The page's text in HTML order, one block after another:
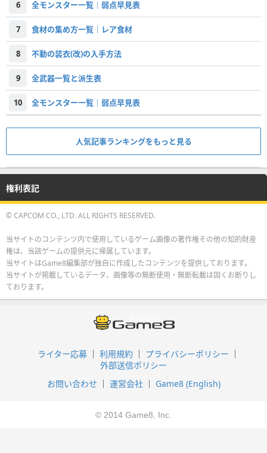
6 全モンスター一覧｜弱点早見表
7 食材の集め方一覧｜レア食材
8 不動の装衣(改)の入手方法
9 全武器一覧と派生表
10 全モンスター一覧｜弱点早見表
人気記事ランキングをもっと見る
権利表記
© CAPCOM CO., LTD. ALL RIGHTS RESERVED.
当サイトのコンテンツ内で使用しているゲーム画像の著作権その他の知的財産
権は、当該ゲームの提供元に帰属しています。
当サイトはGame8編集部が独自に作成したコンテンツを提供しております。
当サイトが掲載しているデータ、画像等の無断使用・無断転載は固くお断りし
ております。
ライター応募 利用規約
プライバシーポリシー
外部送信ポリシー
お問い合わせ
運営会社 Game8 (English)
© 2014 Game8, Inc.